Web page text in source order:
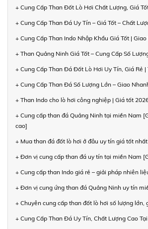
+ Cung Cấp Than Đốt Lò Hơi Chất Lượng, Giá
+ Cung Cấp Than Đá Uy Tín – Giá Tốt – Chất
+ Cung Cấp Than Indo Nhập Khẩu Giá Tốt |
+ Than Quảng Ninh Giá Tốt – Cung Cấp Số
+ Cung Cấp Than Đá Đốt Lò Hơi Uy Tín, Giá Rẻ |
+ Cung Cấp Than Đá Số Lượng Lớn – Giao
+ Than Indo cho lò hơi công nghiệp | Giá tốt
+ Cung cấp than đá Quảng Ninh tại miền Nam
cao]
+ Mua than đá đốt lò hơi ở đâu uy tín giá tốt
+ Đơn vị cung cấp than đá uy tín tại miền Nam
+ Cung cấp than Indo giá rẻ – giải pháp nhiên
+ Đơn vị cung ứng than đá Quảng Ninh uy tín
+ Chuyên cung cấp than đốt lò hơi số lượng lớn,
+ Cung Cấp Than Đá Uy Tín, Chất Lượng Cao